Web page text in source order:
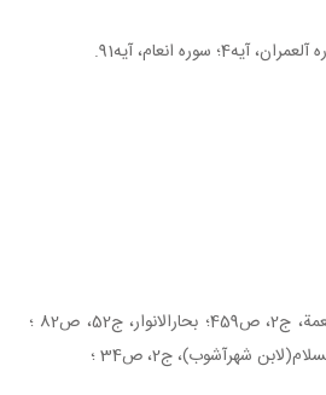
. کمال الدين و تمام النعمة، ج2، ص459؛ بحارالانوار، ج52، ص82 ؛
شهرآشوب)، ج2، ص34 ؛